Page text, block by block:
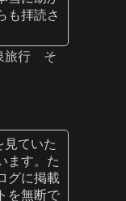
も拝読さ
旅行 そ
見ていた
ます。た
グに掲載
を無断で